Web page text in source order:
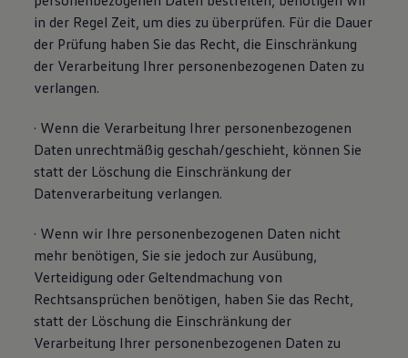
in der Regel Zeit, um dies zu überprüfen. Für die Dauer
der Prüfung haben Sie das Recht, die Einschränkung
der Verarbeitung Ihrer personenbezogenen Daten zu
verlangen.
· Wenn die Verarbeitung Ihrer personenbezogenen
Daten unrechtmäßig geschah/geschieht, können Sie
statt der Löschung die Einschränkung der
Datenverarbeitung verlangen.
· Wenn wir Ihre personenbezogenen Daten nicht
mehr benötigen, Sie sie jedoch zur Ausübung,
Verteidigung oder Geltendmachung von
Rechtsansprüchen benötigen, haben Sie das Recht,
statt der Löschung die Einschränkung der
Verarbeitung Ihrer personenbezogenen Daten zu